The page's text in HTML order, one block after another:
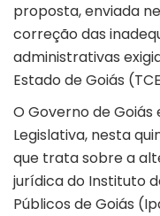
proposta, enviada
correção das
administrativas
Estado de Goiás
O Governo de
Legislativa, nesta
que trata sobre a
jurídica do Instituto
Públicos de Goiás